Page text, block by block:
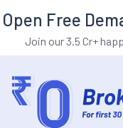
Open Free
Join our 3.5 Cr+